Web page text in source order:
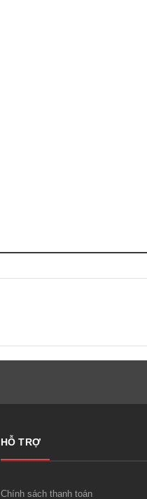
HỖ TRỢ
Chính sách thanh toán